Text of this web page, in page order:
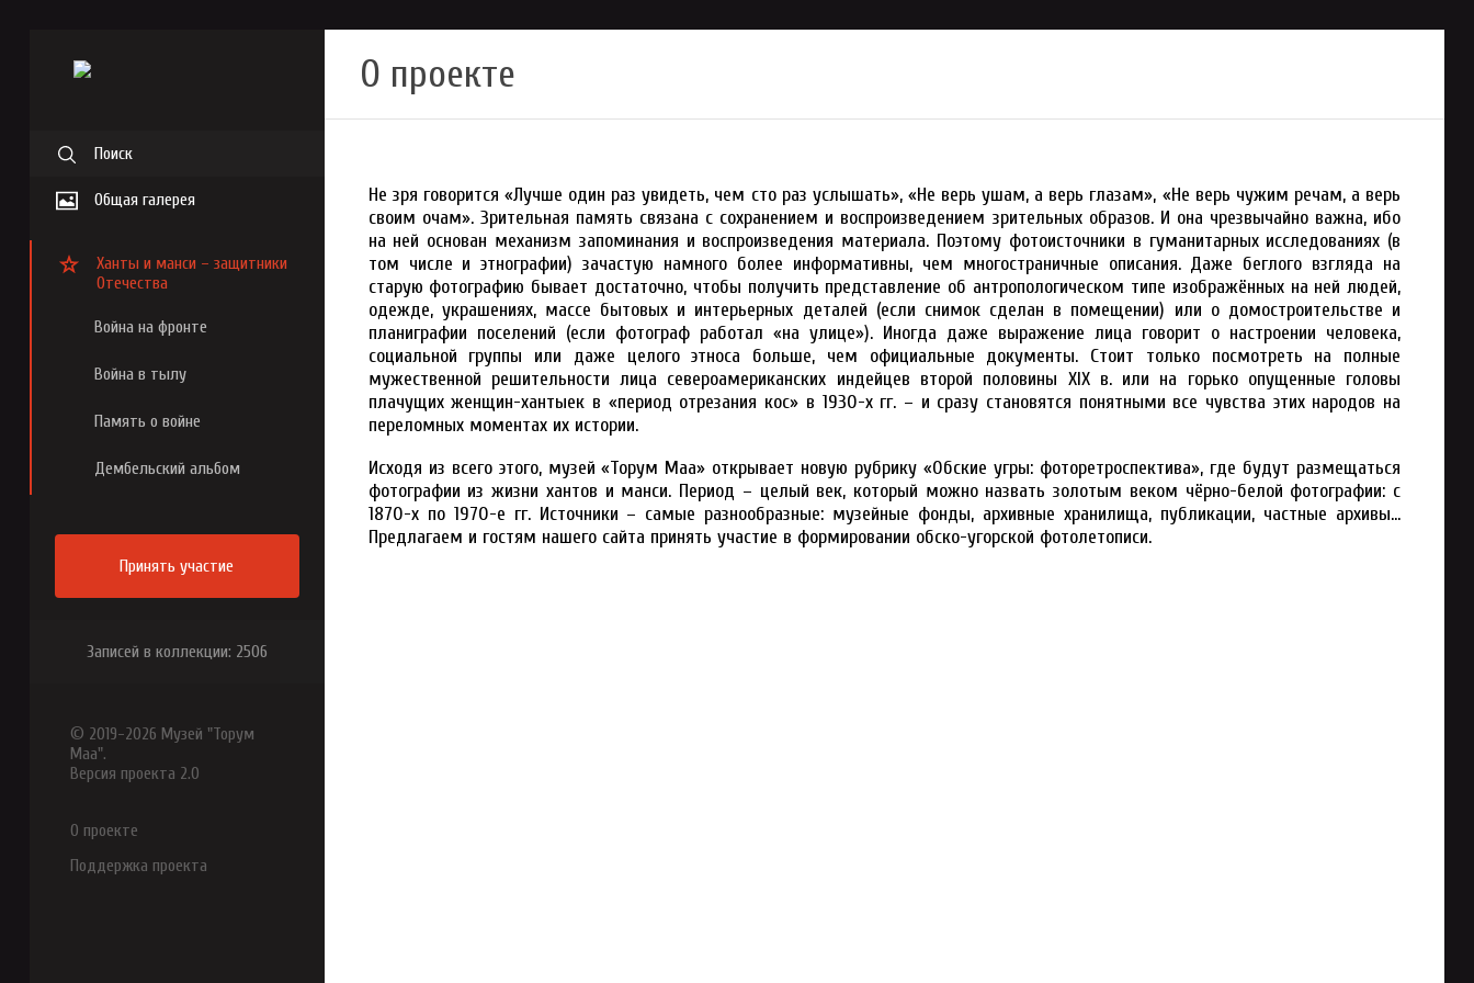
Поиск
Общая галерея
Ханты и манси – защитники
Отечества
Война на фронте
Война в тылу
Память о войне
Дембельский альбом
Принять участие
Записей в коллекции: 2506
© 2019-2026 Музей "Торум
Маа".
Версия проекта 2.0
О проекте
Поддержка проекта
О проекте
Не зря говорится «Лучше один раз увидеть, чем сто раз услышать», «Не верь ушам, а верь глазам», «Не верь чужим речам, а верь
своим очам». Зрительная память связана с сохранением и воспроизведением зрительных образов. И она чрезвычайно важна, ибо
на ней основан механизм запоминания и воспроизведения материала. Поэтому фотоисточники в гуманитарных исследованиях (в
том числе и этнографии) зачастую намного более информативны, чем многостраничные описания. Даже беглого взгляда на
старую фотографию бывает достаточно, чтобы получить представление об антропологическом типе изображённых на ней людей,
одежде, украшениях, массе бытовых и интерьерных деталей (если снимок сделан в помещении) или о домостроительстве и
планиграфии поселений (если фотограф работал «на улице»). Иногда даже выражение лица говорит о настроении человека,
социальной группы или даже целого этноса больше, чем официальные документы. Стоит только посмотреть на полные
мужественной решительности лица североамериканских индейцев второй половины XIX в. или на горько опущенные головы
плачущих женщин-хантыек в «период отрезания кос» в 1930-х гг. – и сразу становятся понятными все чувства этих народов на
переломных моментах их истории.
Исходя из всего этого, музей «Торум Маа» открывает новую рубрику «Обские угры: фоторетроспектива», где будут размещаться
фотографии из жизни хантов и манси. Период – целый век, который можно назвать золотым веком чёрно-белой фотографии: с
1870-х по 1970-е гг. Источники – самые разнообразные: музейные фонды, архивные хранилища, публикации, частные архивы…
Предлагаем и гостям нашего сайта принять участие в формировании обско-угорской фотолетописи.